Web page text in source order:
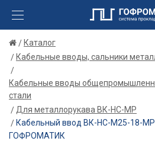
Каталог
Кабельные вводы, сальники
Кабельные вводы
стали
Для металлорукава ВК-НС-МР
Кабельный ввод ВК-НС-М25-18-
ГОФРОМАТИК